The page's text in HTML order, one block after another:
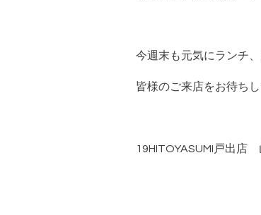
今週末も元気にランチ
皆様のご来店をお待ちし
19HITOYASUMI戸出店